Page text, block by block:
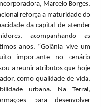
Marcelo Borges,
reforça a maturidade do
da capital de atender
acompanhando as
anos. “Goiânia vive um
importante no cenário
a reunir atributos que hoje
como qualidade de vida,
urbana. Na Terral,
para desenvolver